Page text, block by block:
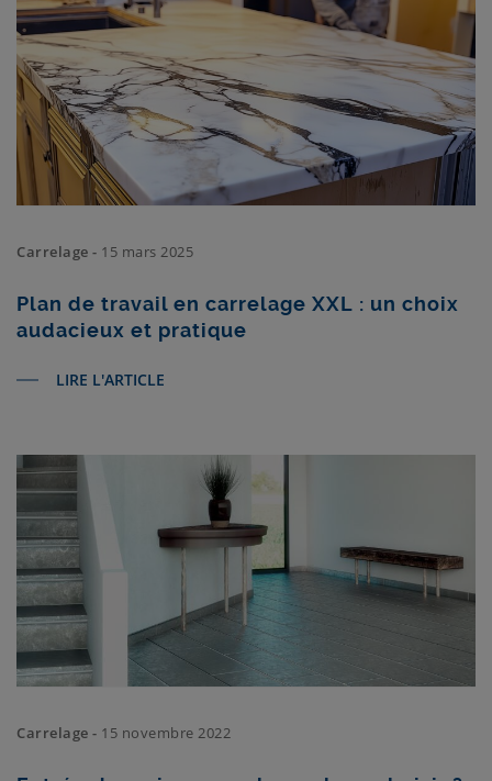
Carrelage - 15 mars 2025
Plan de travail en carrelage XXL : un choix
audacieux et pratique
LIRE L'ARTICLE
Carrelage - 15 novembre 2022